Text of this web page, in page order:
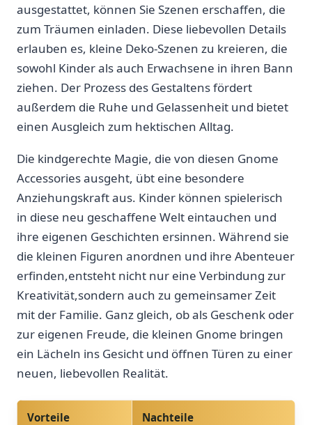
ausgestattet, können Sie Szenen erschaffen, die ​
zum Träumen einladen.⁤ Diese liebevollen Details
erlauben es, kleine Deko-Szenen zu kreieren, die
sowohl Kinder als auch Erwachsene in ihren Bann
ziehen. Der ​Prozess des Gestaltens fördert
außerdem die ‍Ruhe und Gelassenheit und bietet
einen Ausgleich zum hektischen⁣ Alltag.
Die kindgerechte​ Magie, die von diesen Gnome
‍Accessories‌ ausgeht, übt eine⁢ besondere
Anziehungskraft aus.⁢ Kinder können spielerisch
in diese neu‍ geschaffene Welt eintauchen und
ihre‌ eigenen Geschichten‍ ersinnen. Während sie
die kleinen Figuren ‌anordnen und ihre Abenteuer
erfinden,entsteht nicht nur ‌eine Verbindung zur
Kreativität,sondern auch zu gemeinsamer ⁣Zeit
mit​ der Familie. Ganz gleich, ob als ⁣Geschenk⁣ oder
zur eigenen⁣ Freude, die kleinen Gnome bringen​
ein Lächeln ins Gesicht und öffnen Türen ‌zu⁢ einer
neuen, liebevollen Realität.
Vorteile Nachteile